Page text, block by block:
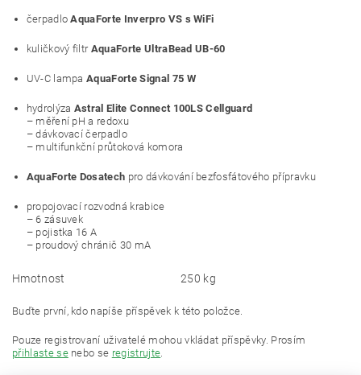
čerpadloAquaForte Inverpro VS s WiFi
kuličkový filtr AquaForte UltraBead UB-60
UV-C lampaAquaForte Signal 75 W
hydrolýza Astral Elite Connect 100LS Cellguard
– měření pH a redoxu
– dávkovací čerpadlo
– multifunkční průtoková komora
AquaForte Dosatech pro dávkování bezfosfátového přípravku
propojovací rozvodná krabice
– 6 zásuvek
– pojistka 16 A
– proudový chránič 30 mA
Hmotnost 250 kg
Buďte první, kdo napíše příspěvek k této položce.
Pouze registrovaní uživatelé mohou vkládat příspěvky. Prosím
přihlaste senebo se registrujte